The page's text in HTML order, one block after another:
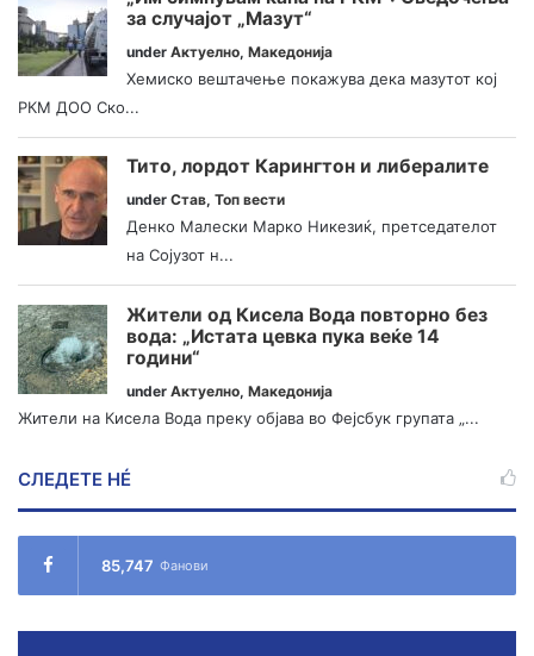
за случајот „Мазут“
under Актуелно, Македонија
Хемиско вештачење покажува дека мазутот кој
РКМ ДОО Ско...
Тито, лордот Карингтон и либералите
under Став, Топ вести
Денко Малески Марко Никезиќ, претседателот
на Сојузот н...
Жители од Кисела Вода повторно без
вода: „Истата цевка пука веќе 14
години“
under Актуелно, Македонија
Жители на Кисела Вода преку објава во Фејсбук групата „...
СЛЕДЕТЕ НÉ
85,747 Фанови